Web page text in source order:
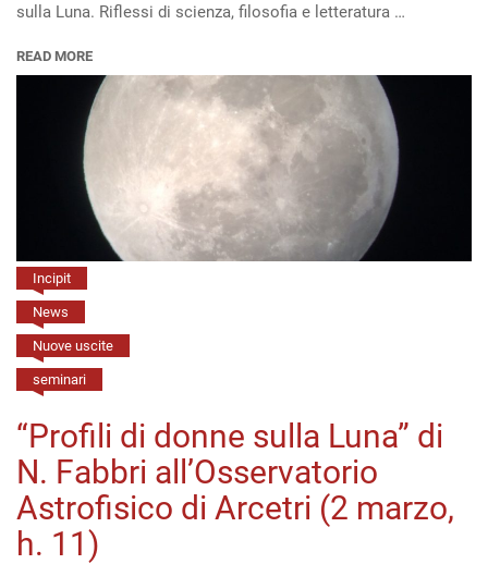
donne
Luna”
di
N.
Fabbri
al
Museo
Galileo
(Firenze,
7
giugno,
17)
sulla Luna. Riflessi di scienza, filosofia e letteratura …
READ MORE
Incipit
News
Nuove uscite
seminari
“Profili di donne sulla Luna” di
N. Fabbri all’Osservatorio
Astrofisico di Arcetri (2 marzo,
h. 11)